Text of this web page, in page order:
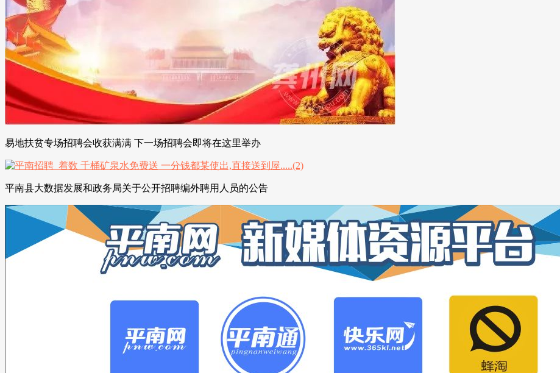
易地扶贫专场招聘会收获满满 下一场招聘会即将在这里举办
平南县大数据发展和政务局关于公开招聘编外聘用人员的公告